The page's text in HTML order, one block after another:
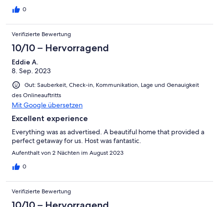
0
Verifizierte Bewertung
10/10 – Hervorragend
Eddie A.
8. Sep. 2023
Gut: Sauberkeit, Check-in, Kommunikation, Lage und Genauigkeit
des Onlineauftritts
Mit Google übersetzen
Excellent experience
Everything was as advertised. A beautiful home that provided a
perfect getaway for us. Host was fantastic.
Aufenthalt von 2 Nächten im August 2023
0
Verifizierte Bewertung